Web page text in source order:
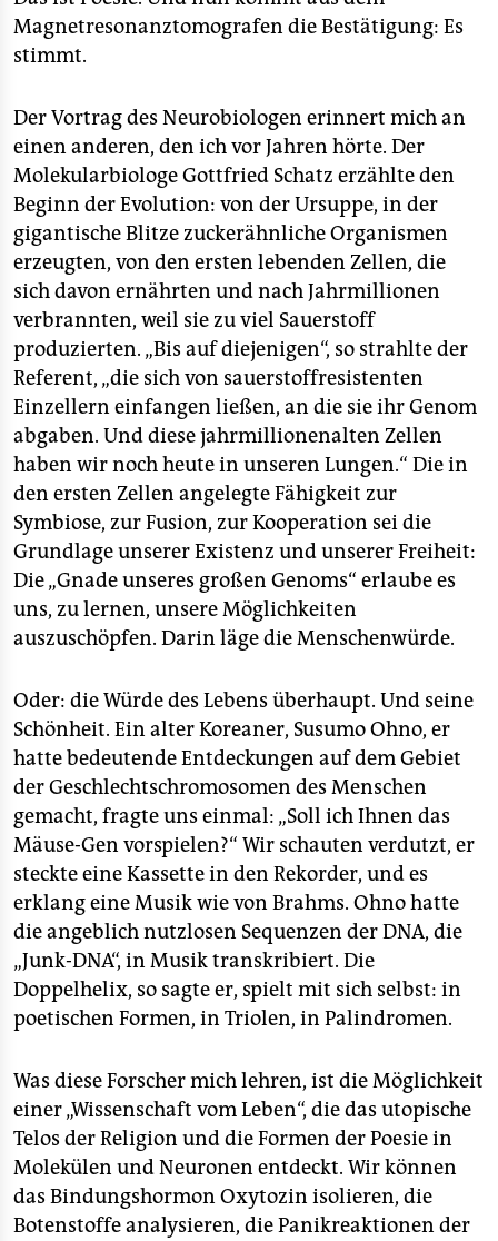
Magnetresonanztomografen die Bestätigung: Es
stimmt.
Der Vortrag des Neurobiologen erinnert mich an
einen anderen, den ich vor Jahren hörte. Der
Molekularbiologe Gottfried Schatz erzählte den
Beginn der Evolution: von der Ursuppe, in der
gigantische Blitze zuckerähnliche Organismen
erzeugten, von den ersten lebenden Zellen, die
sich davon ernährten und nach Jahrmillionen
verbrannten, weil sie zu viel Sauerstoff
produzierten. „Bis auf diejenigen“, so strahlte der
Referent, „die sich von sauerstoffresistenten
Einzellern einfangen ließen, an die sie ihr Genom
abgaben. Und diese jahrmillionenalten Zellen
haben wir noch heute in unseren Lungen.“ Die in
den ersten Zellen angelegte Fähigkeit zur
Symbiose, zur Fusion, zur Kooperation sei die
Grundlage unserer Existenz und unserer Freiheit:
Die „Gnade unseres großen Genoms“ erlaube es
uns, zu lernen, unsere Möglichkeiten
auszuschöpfen. Darin läge die Menschenwürde.
Oder: die Würde des Lebens überhaupt. Und seine
Schönheit. Ein alter Koreaner, Susumo Ohno, er
hatte bedeutende Entdeckungen auf dem Gebiet
der Geschlechtschromosomen des Menschen
gemacht, fragte uns einmal: „Soll ich Ihnen das
Mäuse-Gen vorspielen?“ Wir schauten verdutzt, er
steckte eine Kassette in den Rekorder, und es
erklang eine Musik wie von Brahms. Ohno hatte
die angeblich nutzlosen Sequenzen der DNA, die
„Junk-DNA“, in Musik transkribiert. Die
Doppelhelix, so sagte er, spielt mit sich selbst: in
poetischen Formen, in Triolen, in Palindromen.
Was diese Forscher mich lehren, ist die Möglichkeit
einer „Wissenschaft vom Leben“, die das utopische
Telos der Religion und die Formen der Poesie in
Molekülen und Neuronen entdeckt. Wir können
das Bindungshormon Oxytozin isolieren, die
Botenstoffe analysieren, die Panikreaktionen der